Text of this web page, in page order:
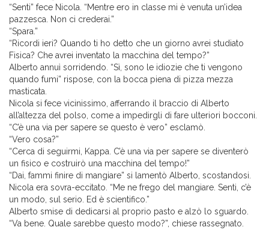
“Senti” fece Nicola. “Mentre ero in classe mi è venuta un’idea
pazzesca. Non ci crederai.”
“Spara.”
“Ricordi ieri? Quando ti ho detto che un giorno avrei studiato
Fisica? Che avrei inventato la macchina del tempo?”
Alberto annuì sorridendo. “Sì, sono le idiozie che ti vengono
quando fumi” rispose, con la bocca piena di pizza mezza
masticata.
Nicola si fece vicinissimo, afferrando il braccio di Alberto
all’altezza del polso, come a impedirgli di fare ulteriori bocconi.
“C’è una via per sapere se questo è vero” esclamò.
“Vero cosa?”
“Cerca di seguirmi, Kappa. C’è una via per sapere se diventerò
un fisico e costruirò una macchina del tempo!”
“Dai, fammi finire di mangiare” si lamentò Alberto, scostandosi.
Nicola era sovra-eccitato. “Me ne frego del mangiare. Senti, c’è
un modo, sul serio. Ed è scientifico.”
Alberto smise di dedicarsi al proprio pasto e alzò lo sguardo.
“Va bene. Quale sarebbe questo modo?”, chiese rassegnato.